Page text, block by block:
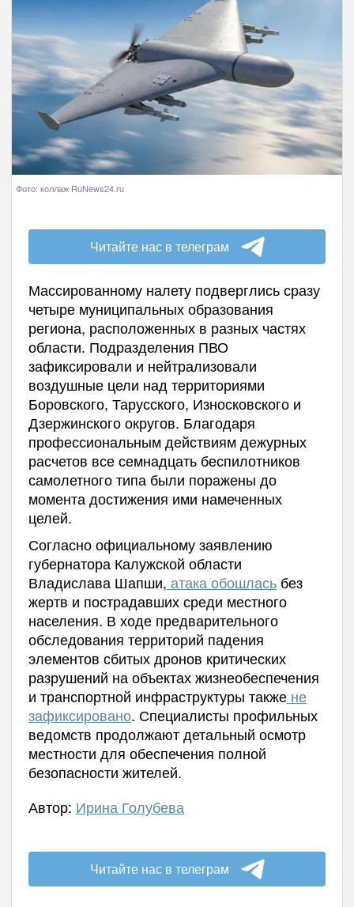
Фото: коллаж RuNews24.ru
Читайте нас в телеграм
Массированному налету подверглись сразу
четыре муниципальных образования
региона, расположенных в разных частях
области. Подразделения ПВО
зафиксировали и нейтрализовали
воздушные цели над территориями
Боровского, Тарусского, Износковского и
Дзержинского округов. Благодаря
профессиональным действиям дежурных
расчетов все семнадцать беспилотников
самолетного типа были поражены до
момента достижения ими намеченных
целей.
Согласно официальному заявлению
губернатора Калужской области
Владислава Шапши, атака обошласьбез
жертв и пострадавших среди местного
населения. В ходе предварительного
обследования территорий падения
элементов сбитых дронов критических
разрушений на объектах жизнеобеспечения
и транспортной инфраструктуры такжене
зафиксировано. Специалисты профильных
ведомств продолжают детальный осмотр
местности для обеспечения полной
безопасности жителей.
Автор: Ирина Голубева
Читайте нас в телеграм